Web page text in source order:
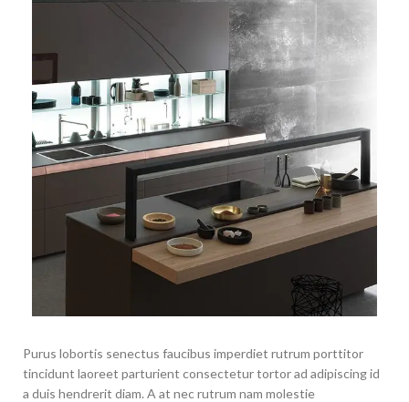
Purus lobortis senectus faucibus imperdiet rutrum porttitor
tincidunt laoreet parturient consectetur tortor ad adipiscing id
a duis hendrerit diam. A at nec rutrum nam molestie